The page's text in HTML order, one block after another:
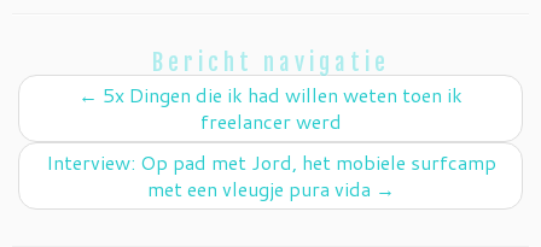
Bericht navigatie
← 5x Dingen die ik had willen weten toen ik
freelancer werd
Interview: Op pad met Jord, het mobiele surfcamp
met een vleugje pura vida →